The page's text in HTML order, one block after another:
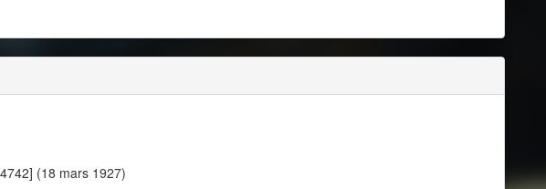
(18 mars 1927)